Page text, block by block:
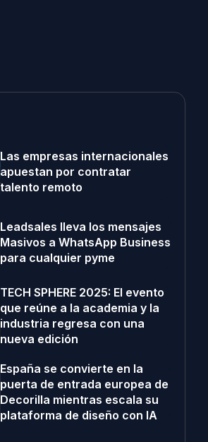
Las empresas internacionales
apuestan por contratar
talento remoto
Leadsales lleva los mensajes
Masivos a WhatsApp Business
para cualquier pyme
TECH SPHERE 2025: El evento
que reúne a la academia y la
industria regresa con una
nueva edición
España se convierte en la
puerta de entrada europea de
Decorilla mientras escala su
plataforma de diseño con IA